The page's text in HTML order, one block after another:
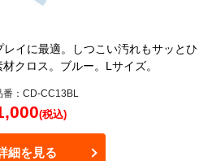
イに最適。しつこい汚れもサッとひ
クロス。ブルー。Lサイズ。
番：CD-CC13BL
(税込)
細を見る